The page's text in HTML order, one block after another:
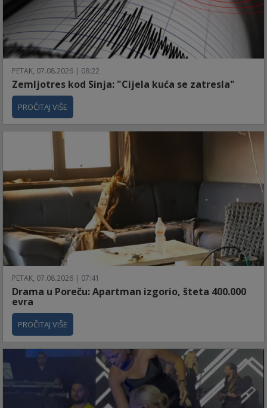
PETAK, 07.08.2026 | 08:22
Zemljotres kod Sinja: "Cijela kuća se zatresla"
PROČITAJ VIŠE
PETAK, 07.08.2026 | 07:41
Drama u Poreču: Apartman izgorio, šteta 400.000
evra
PROČITAJ VIŠE